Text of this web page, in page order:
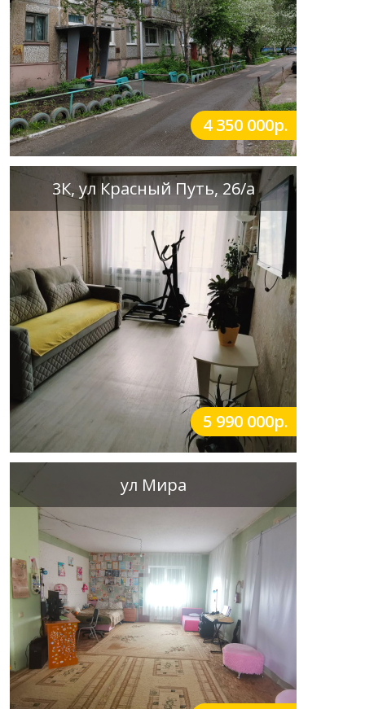
4 350 000р.
3К, ул Красный Путь, 26/а
5 990 000р.
ул Мира